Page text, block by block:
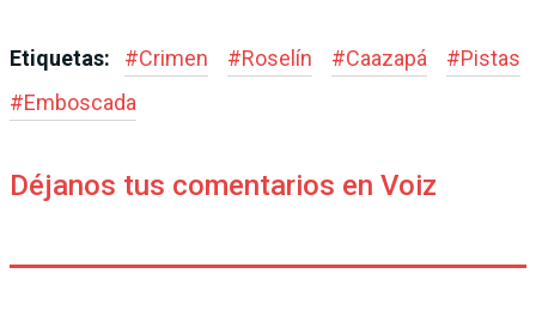
Etiquetas: #Crimen #Roselín #Caazapá #Pistas
#Emboscada
Déjanos tus comentarios en Voiz